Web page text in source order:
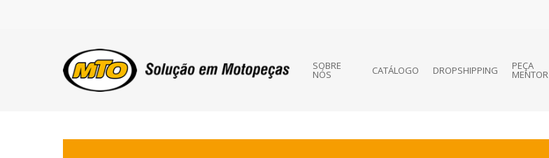
SOBRE
NÓS CATÁLOGO DROPSHIPPING PEÇA
MENTOR